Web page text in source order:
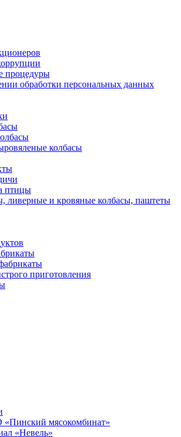
процедуры
обработки персональных данных
колбасы
птицы
ливерные и кровяные колбасы, паштеты
приготовления
«Пинский мясокомбинат»
«Невель»